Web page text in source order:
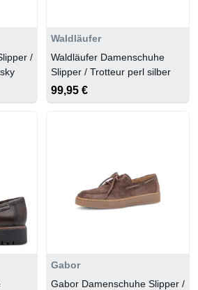
/
Waldläufer
Waldläufer Damenschuhe
Slipper / Trotteur perl silber
99,95 €
Gabor
Gabor Damenschuhe Slipper /